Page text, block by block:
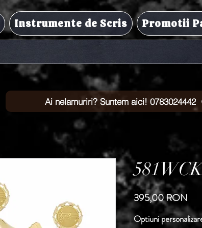
Instrumente de Scris Promotii
Ai nelamuriri? Suntem aici! 0783024442
395,00 RON
Optiuni